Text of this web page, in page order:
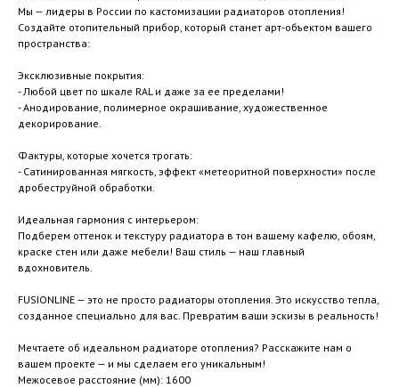
Мы — лидеры в России по кастомизации радиаторов отопления!
Создайте отопительный прибор, который станет арт-объектом вашего
пространства:
Эксклюзивные покрытия:
- Любой цвет по шкале RAL и даже за ее пределами!
- Анодирование, полимерное окрашивание, художественное
декорирование.
Фактуры, которые хочется трогать:
- Сатинированная мягкость, эффект «метеоритной поверхности» после
дробеструйной обработки.
Идеальная гармония с интерьером:
Подберем оттенок и текстуру радиатора в тон вашему кафелю, обоям,
краске стен или даже мебели! Ваш стиль — наш главный
вдохновитель.
FUSIONLINE — это не просто радиаторы отопления. Это искусство тепла,
созданное специально для вас. Превратим ваши эскизы в реальность!
Мечтаете об идеальном радиаторе отопления? Расскажите нам о
вашем проекте — и мы сделаем его уникальным!
Межосевое расстояние (мм): 1600